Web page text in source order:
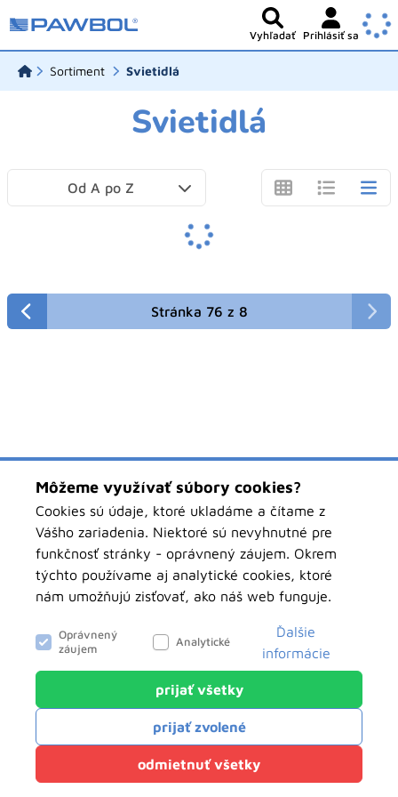
Vyhľadať Prihlásiť sa
Sortiment Svietidlá
Svietidlá
Od A po Z
Stránka 76 z 8
objednavky.pawbolsk.sk
Klientský servis
Powered bynet.biz
Môžeme využívať súbory cookies?
Cookies sú údaje, ktoré ukladáme a čítame z
Vášho zariadenia. Niektoré sú nevyhnutné pre
funkčnosť stránky - oprávnený záujem. Okrem
týchto používame aj analytické cookies, ktoré
nám umožňujú zisťovať, ako náš web funguje.
Oprávnený
záujem
Analytické
Ďalšie
informácie
Analytické
Tieto cookies nám slúžia na zisťovanie
anonymných údajov o návštevnosti nášho webu.
Môžu hovoriť o tom, odkiaľ ste k nám prišli, o
prijať všetky
prijať zvolené
odmietnuť všetky